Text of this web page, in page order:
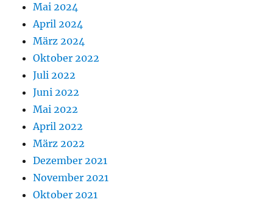
Mai 2024
April 2024
März 2024
Oktober 2022
Juli 2022
Juni 2022
Mai 2022
April 2022
März 2022
Dezember 2021
November 2021
Oktober 2021